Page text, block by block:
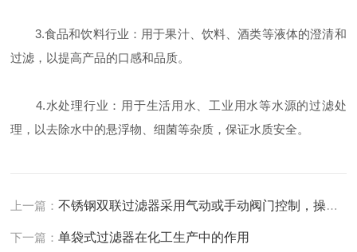
3.食品和饮料行业：用于果汁、饮料、酒类等液体的澄清和
过滤，以提高产品的口感和品质。
4.水处理行业：用于生活用水、工业用水等水源的过滤处
理，以去除水中的悬浮物、细菌等杂质，保证水质安全。
上一篇：不锈钢双联过滤器采用气动或手动阀门控制，操作简单方便
下一篇：单袋式过滤器在化工生产中的作用